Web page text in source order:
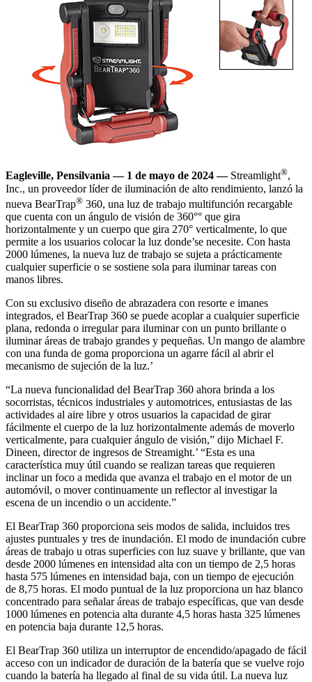
Eagleville, Pensilvania — 1 de mayo de 2024 — Streamlight®,
Inc., un proveedor líder de iluminación de alto rendimiento, lanzó la
nueva BearTrap® 360, una luz de trabajo multifunción recargable
que cuenta con un ángulo de visión de 360°° que gira
horizontalmente y un cuerpo que gira 270° verticalmente, lo que
permite a los usuarios colocar la luz donde’se necesite. Con hasta
2000 lúmenes, la nueva luz de trabajo se sujeta a prácticamente
cualquier superficie o se sostiene sola para iluminar tareas con
manos libres.
Con su exclusivo diseño de abrazadera con resorte e imanes
integrados, el BearTrap 360 se puede acoplar a cualquier superficie
plana, redonda o irregular para iluminar con un punto brillante o
iluminar áreas de trabajo grandes y pequeñas. Un mango de alambre
con una funda de goma proporciona un agarre fácil al abrir el
mecanismo de sujeción de la luz.’
“La nueva funcionalidad del BearTrap 360 ahora brinda a los
socorristas, técnicos industriales y automotrices, entusiastas de las
actividades al aire libre y otros usuarios la capacidad de girar
fácilmente el cuerpo de la luz horizontalmente además de moverlo
verticalmente, para cualquier ángulo de visión,” dijo Michael F.
Dineen, director de ingresos de Streamight.’ “Esta es una
característica muy útil cuando se realizan tareas que requieren
inclinar un foco a medida que avanza el trabajo en el motor de un
automóvil, o mover continuamente un reflector al investigar la
escena de un incendio o un accidente.”
El BearTrap 360 proporciona seis modos de salida, incluidos tres
ajustes puntuales y tres de inundación. El modo de inundación cubre
áreas de trabajo u otras superficies con luz suave y brillante, que van
desde 2000 lúmenes en intensidad alta con un tiempo de 2,5 horas
hasta 575 lúmenes en intensidad baja, con un tiempo de ejecución
de 8,75 horas. El modo puntual de la luz proporciona un haz blanco
concentrado para señalar áreas de trabajo específicas, que van desde
1000 lúmenes en potencia alta durante 4,5 horas hasta 325 lúmenes
en potencia baja durante 12,5 horas.
El BearTrap 360 utiliza un interruptor de encendido/apagado de fácil
acceso con un indicador de duración de la batería que se vuelve rojo
cuando la batería ha llegado al final de su vida útil. La nueva luz